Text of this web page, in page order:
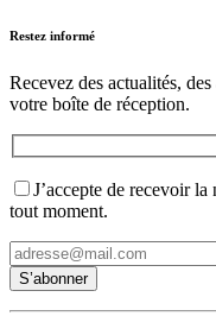
Restez informé
Recevez des actualités,
votre boîte de réception.
J’accepte de recevoir
tout moment.